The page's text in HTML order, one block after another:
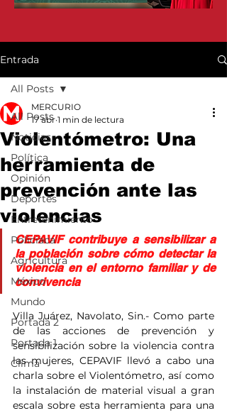
Entrada
All Posts
Noticias
Política
Opinión
Deportes
Entretenimiento
Policiaca
Agricultura
México
Mundo
Portada 2
Portada 1
Clima
All Posts
Violentómetro: Una
herramienta de
prevención ante las
violencias
MERCURIO
17 abr 1 min de lectura
CEPAVIF contribuye a sensibilizar a
la población sobre cómo detectar la
violencia en el entorno familiar y de
convivencia
Villa Juárez, Navolato, Sin.- Como parte
de las acciones de prevención y
sensibilización sobre la violencia contra
las mujeres, CEPAVIF llevó a cabo una
charla sobre el Violentómetro, así como
la instalación de material visual a gran
escala sobre esta herramienta para una